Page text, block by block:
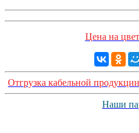
Цена на
Отгрузка кабельной
Наши